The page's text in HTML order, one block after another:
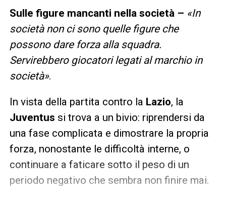
Sulle figure mancanti nella società – «In
società non ci sono quelle figure che
possono dare forza alla squadra.
Servirebbero giocatori legati al marchio in
società».
In vista della partita contro la Lazio, la
Juventus si trova a un bivio: riprendersi da
una fase complicata e dimostrare la propria
forza, nonostante le difficoltà interne, o
continuare a faticare sotto il peso di un
periodo negativo che sembra non finire mai.